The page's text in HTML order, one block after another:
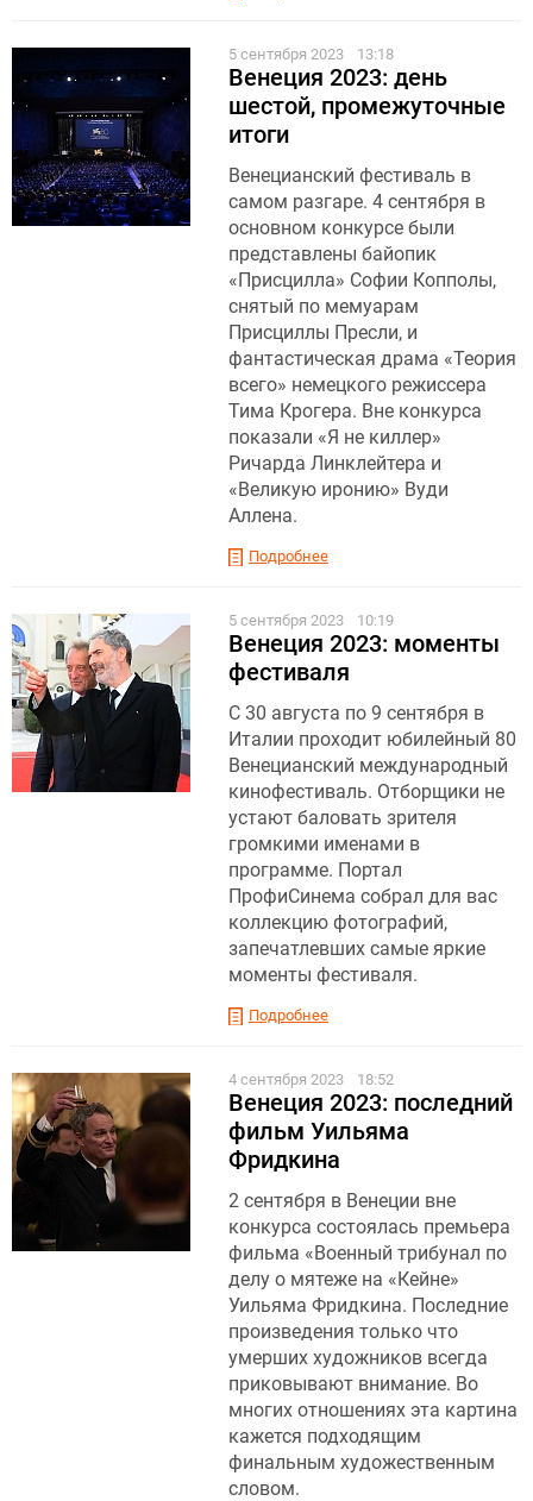
5 сентября 2023 13:18
Венеция 2023: день
шестой, промежуточные
итоги
Венецианский фестиваль в
самом разгаре. 4 сентября в
основном конкурсе были
представлены байопик
«Присцилла» Софии Копполы,
снятый по мемуарам
Присциллы Пресли, и
фантастическая драма «Теория
всего» немецкого режиссера
Тима Крогера. Вне конкурса
показали «Я не киллер»
Ричарда Линклейтера и
«Великую иронию» Вуди
Аллена.
Подробнее
5 сентября 2023 10:19
Венеция 2023: моменты
фестиваля
С 30 августа по 9 сентября в
Италии проходит юбилейный 80
Венецианский международный
кинофестиваль. Отборщики не
устают баловать зрителя
громкими именами в
программе. Портал
ПрофиСинема собрал для вас
коллекцию фотографий,
запечатлевших самые яркие
моменты фестиваля.
Подробнее
4 сентября 2023 18:52
Венеция 2023: последний
фильм Уильяма
Фридкина
2 сентября в Венеции вне
конкурса состоялась премьера
фильма «Военный трибунал по
делу о мятеже на «Кейне»
Уильяма Фридкина. Последние
произведения только что
умерших художников всегда
приковывают внимание. Во
многих отношениях эта картина
кажется подходящим
финальным художественным
словом.